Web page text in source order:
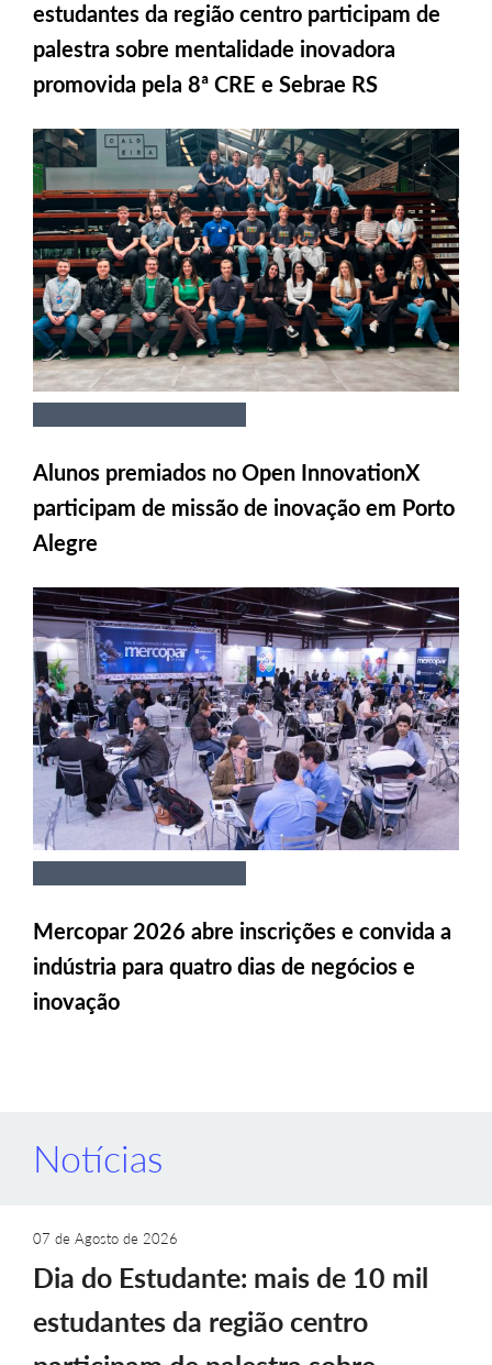
estudantes da região centro participam de
palestra sobre mentalidade inovadora
promovida pela 8ª CRE e Sebrae RS
Alunos premiados no Open InnovationX
participam de missão de inovação em Porto
Alegre
Mercopar 2026 abre inscrições e convida a
indústria para quatro dias de negócios e
inovação
Notícias
07 de Agosto de 2026
Dia do Estudante: mais de 10 mil
estudantes da região centro